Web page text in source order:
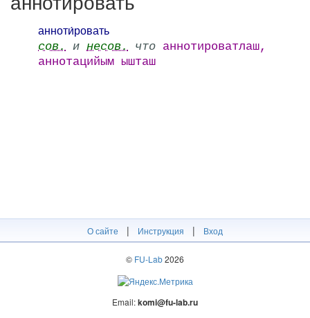
анноти́ровать
сов. и несов. что аннотироватлаш,
аннотацийым ышташ
О сайте | Инструкция | Вход
© FU-Lab2026
Email:komi@fu-lab.ru